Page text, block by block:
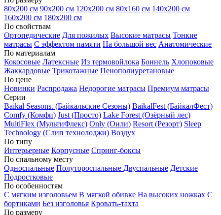
80х200 см 90х200 см 120х200 см 80х160 см 140х200 см
160х200 см 180х200 см
По свойствам
Ортопедические Для пожилых Высокие матрасы Тонкие
матрасы С эффектом памяти На большой вес Анатомические
По материалам
Кокосовые Латексные Из термовойлока Боннель Хлопоковые
Жаккардовые Трикотажные Пенополиуретановые
По цене
Новинки Распродажа Недорогие матрасы Премиум матрасы
Серии
Baikal Seasons. (Байкальские Сезоны) BaikalFest (БайкалФест)
Comfy (Комфи) Just (Просто) Lake Forest (Озёрный лес)
MultiFlex (МультиФлекс) Only (Онли) Resort (Резорт) Sleep
Technology (Слип технолоджи) Воздух
По типу
Интерьерные Корпусные Спринг-боксы
По спальному месту
Односпальные Полутороспальные Двуспальные Детские
Подростковые
По особенностям
С мягким изголовьем В мягкой обивке На высоких ножках С
бортиками Без изголовья Кровать-тахта
По размеру